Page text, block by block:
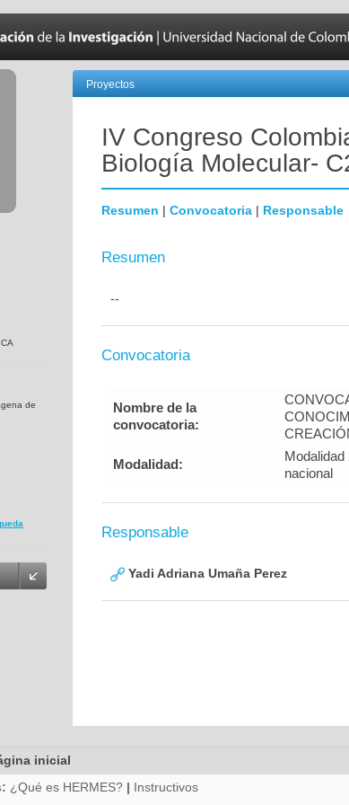
de
Proyectos
IV Congreso
Biología Molecular-
Resumen | Convocatoria | Responsable
Resumen
--
Convocatoria
Nombre de la
convocatoria:
Modalidad:
nacional
Responsable
Yadi Adriana Umaña Perez
inicial
¿Qué es HERMES? | Instructivos